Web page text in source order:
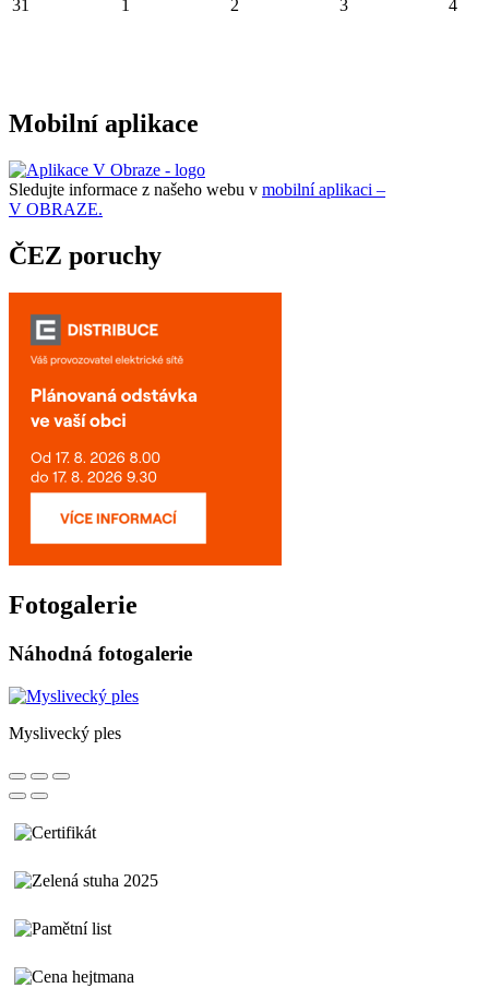
31 1 2 3 4
Mobilní aplikace
Sledujte informace z našeho webu v mobilní aplikaci –
V OBRAZE.
ČEZ poruchy
Fotogalerie
Náhodná fotogalerie
Myslivecký ples